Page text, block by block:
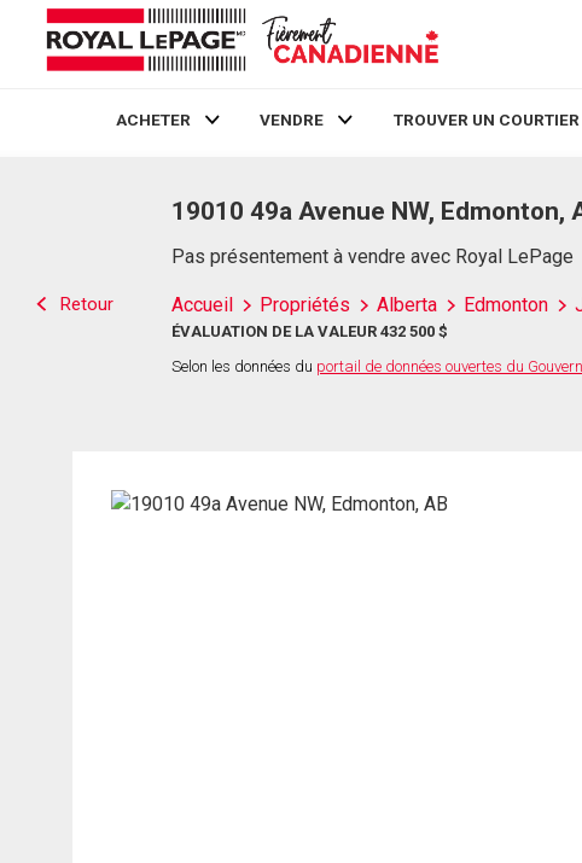
ACHETER VENDRE TROUVER UN COURTIER
Retour
19010 49a Avenue NW, Edmonton,
Pas présentement à vendre avec Royal LePage
Accueil Propriétés Alberta Edmonton
ÉVALUATION DE LA VALEUR 432 500 $
Selon les données du portail de données ouvertes du